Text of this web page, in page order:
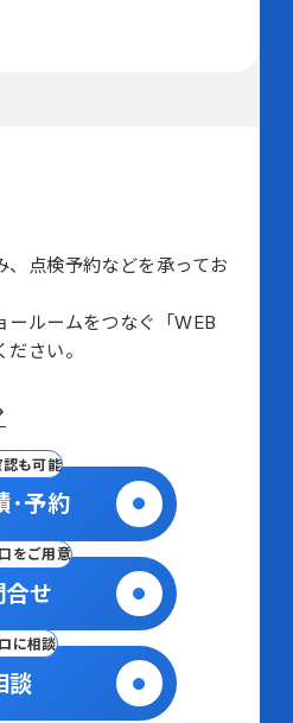
、点検予約などを承ってお
ールームをつなぐ
「WEB
さい。
も可能
･予約
をご用意
せ
に相談
談